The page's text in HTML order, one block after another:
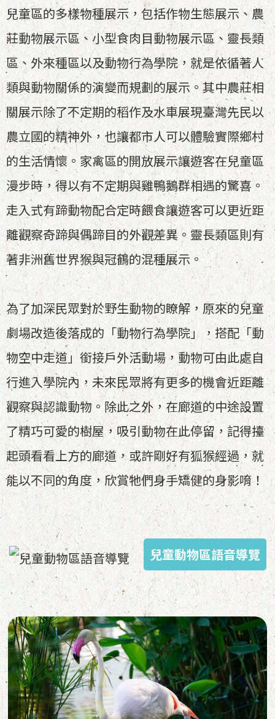
兒童區的多樣物種展示，包括作物生態展示、農
莊動物展示區、小型食肉目動物展示區、靈長類
區、外來種區以及動物行為學院，就是依循著人
類與動物關係的演變而規劃的展示。其中農莊相
關展示除了不定期的稻作及水車展現臺灣先民以
農立國的精神外，也讓都市人可以體驗實際鄉村
的生活情懷。家禽區的開放展示讓遊客在兒童區
漫步時，得以有不定期與雞鴨鵝群相遇的驚喜。
走入式有蹄動物配合定時餵食讓遊客可以更近距
離觀察奇蹄與偶蹄目的外觀差異。靈長類區則有
著非洲舊世界猴與冠鶴的混種展示。
為了加深民眾對於野生動物的瞭解，原來的兒童
劇場改造後落成的「動物行為學院」，搭配「動
物空中走道」銜接戶外活動場，動物可由此處自
行進入學院內，未來民眾將有更多的機會近距離
觀察與認識動物。除此之外，在廊道的中途設置
了精巧可愛的樹屋，吸引動物在此停留，記得擡
起頭看看上方的廊道，或許剛好有狐猴經過，就
能以不同的角度，欣賞牠們身手矯健的身影唷！
兒童動物區語音導覽